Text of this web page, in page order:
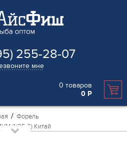
255-28-07
мне
0 товаров
0 Р
Форель
(1/25.2) Китай